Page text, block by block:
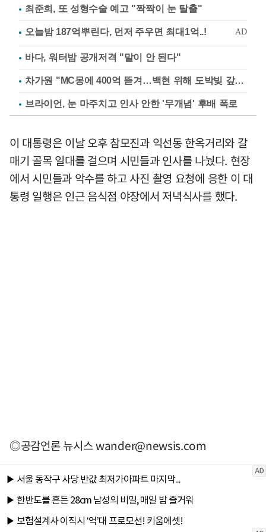
최준희, 또 성형수술 예고 "짝짝이 눈 탈출"
바다, 워터밤 공개저격 "말이 안 된다"
차가원 "MC몽에 400억 뜯겨…백현 위해 도박빚 갚아줘"
브라이언, 눈 마주치고 인사 안한 '무개념' 후배 폭로
이 대통령은 이날 오후 참모진과 익선동 한옥거리와 갈
매기 골목 일대를 걸으며 시민들과 인사를 나눴다. 현장
에서 시민들과 악수를 하고 사진 촬영 요청에 응한 이 대
통령 일행은 인근 음식점 야장에서 저녁식사를 했다.
◎공감언론 뉴시스wander@newsis.com